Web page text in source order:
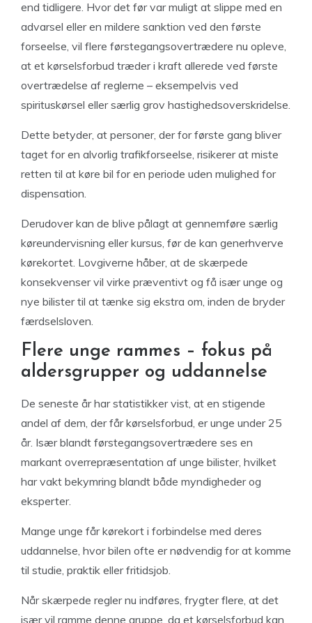
end tidligere. Hvor det før var muligt at slippe med en
advarsel eller en mildere sanktion ved den første
forseelse, vil flere førstegangsovertrædere nu opleve,
at et kørselsforbud træder i kraft allerede ved første
overtrædelse af reglerne – eksempelvis ved
spirituskørsel eller særlig grov hastighedsoverskridelse.
Dette betyder, at personer, der for første gang bliver
taget for en alvorlig trafikforseelse, risikerer at miste
retten til at køre bil for en periode uden mulighed for
dispensation.
Derudover kan de blive pålagt at gennemføre særlig
køreundervisning eller kursus, før de kan generhverve
kørekortet. Lovgiverne håber, at de skærpede
konsekvenser vil virke præventivt og få især unge og
nye bilister til at tænke sig ekstra om, inden de bryder
færdselsloven.
Flere unge rammes – fokus på
aldersgrupper og uddannelse
De seneste år har statistikker vist, at en stigende
andel af dem, der får kørselsforbud, er unge under 25
år. Især blandt førstegangsovertrædere ses en
markant overrepræsentation af unge bilister, hvilket
har vakt bekymring blandt både myndigheder og
eksperter.
Mange unge får kørekort i forbindelse med deres
uddannelse, hvor bilen ofte er nødvendig for at komme
til studie, praktik eller fritidsjob.
Når skærpede regler nu indføres, frygter flere, at det
især vil ramme denne gruppe, da et kørselsforbud kan